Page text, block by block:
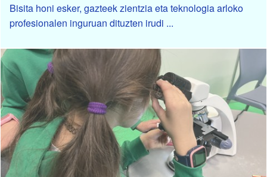
Bisita honi esker, gazteek zientzia eta teknologia arloko
profesionalen inguruan dituzten irudi ...